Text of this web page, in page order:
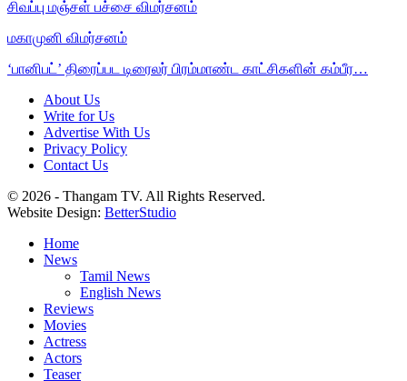
சிவப்பு மஞ்சள் பச்சை விமர்சனம்
மகாமுனி விமர்சனம்
‘பானிபட்’ திரைப்பட டிரைலர் பிரம்மாண்ட காட்சிகளின் கம்பீர…
About Us
Write for Us
Advertise With Us
Privacy Policy
Contact Us
© 2026 - Thangam TV. All Rights Reserved.
Website Design: BetterStudio
Home
News
Tamil News
English News
Reviews
Movies
Actress
Actors
Teaser